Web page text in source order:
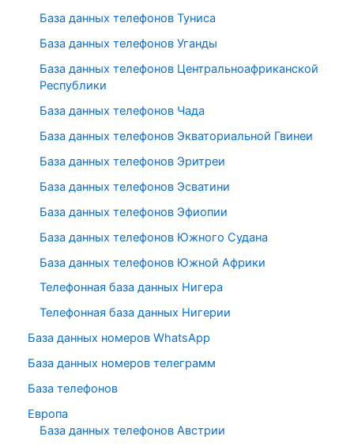
База данных телефонов Туниса
База данных телефонов Уганды
База данных телефонов Центральноафриканской
Республики
База данных телефонов Чада
База данных телефонов Экваториальной Гвинеи
База данных телефонов Эритреи
База данных телефонов Эсватини
База данных телефонов Эфиопии
База данных телефонов Южного Судана
База данных телефонов Южной Африки
Телефонная база данных Нигера
Телефонная база данных Нигерии
База данных номеров WhatsApp
База данных номеров телеграмм
База телефонов
Европа
База данных телефонов Австрии